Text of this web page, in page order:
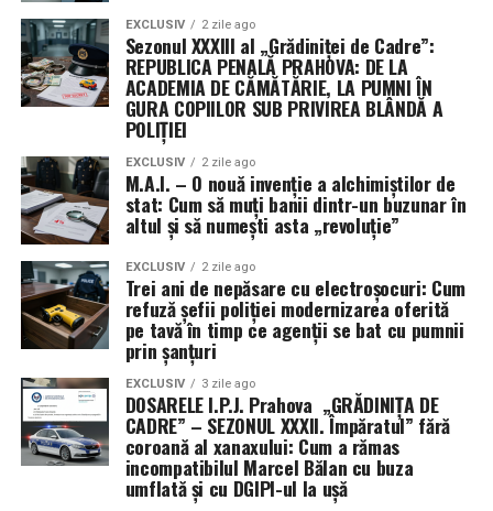
EXCLUSIV 2 zile ago
Sezonul XXXIII al „Grădiniței de Cadre”:
REPUBLICA PENALĂ PRAHOVA: DE LA
ACADEMIA DE CĂMĂTĂRIE, LA PUMNI ÎN
GURA COPIILOR SUB PRIVIREA BLÂNDĂ A
POLIȚIEI
EXCLUSIV 2 zile ago
M.A.I. – O nouă invenție a alchimiștilor de
stat: Cum să muți banii dintr-un buzunar în
altul și să numești asta „revoluție”
EXCLUSIV 2 zile ago
Trei ani de nepăsare cu electroșocuri: Cum
refuză șefii poliției modernizarea oferită
pe tavă în timp ce agenții se bat cu pumnii
prin șanțuri
EXCLUSIV 3 zile ago
DOSARELE I.P.J. Prahova „GRĂDINIȚA DE
CADRE” – SEZONUL XXXII. Împăratul” fără
coroană al xanaxului: Cum a rămas
incompatibilul Marcel Bălan cu buza
umflată și cu DGIPI-ul la ușă